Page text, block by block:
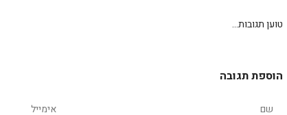
טוען תגובות...
הוספת תגובה